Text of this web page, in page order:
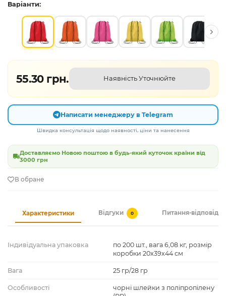
Варіанти:
55.30 грн. Наявність Уточнюйте
Написати менеджеру в Telegram
Швидка консультація щодо наявності, ціни та нанесення
Доставляємо Новою поштою в будь-який куточок країни від
3000 грн
В обране
Характеристики Відгуки 0 Питання-відповідь
Індивідуальна упаковка
по 200 шт., вага 6,08 кг, розмір
коробки 20x39x44 см
Вага 25 гр/28 гр
Особливості
чорні шлейки з поліпропілену